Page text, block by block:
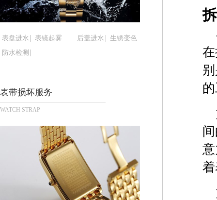
西安市碑林区南关正街88号华侨城长安国际中心E
海口市龙华区金贸东路5号海口华润大厦B座17层
台州市椒江区东海大道1800号腾达中心东1幢20楼
内蒙古自治区呼和浩特市玉泉区大学西街70号华
甘肃省兰州市七里河区西津西路16号兰州中心写
重庆市解放碑渝中区民权路28号英利国际金融中
黑龙江省鹤岗市向阳区红军路腕表时光售后服务中
黑龙江省黑河市爱辉区中央街腕表时光售后服务中
黑龙江省鸡西市鸡冠区红军路腕表时光售后服务中
黑龙江省佳木斯市向阳区长安路腕表时光售后服务
黑龙江省牡丹江市东安区太平路腕表时光售后服务
黑龙江省七台河市桃山区大同街腕表时光售后服务
黑龙江省齐齐哈尔市龙沙区龙华路腕表时光售后服
表盘进水 表镜起雾 后盖进水
生锈变色
防水检测
表带损坏服务
WATCH STRAP